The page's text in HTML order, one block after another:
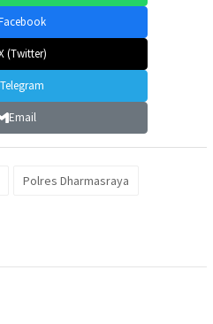
(Twitter)
Telegram
Email
Polres Dharmasraya